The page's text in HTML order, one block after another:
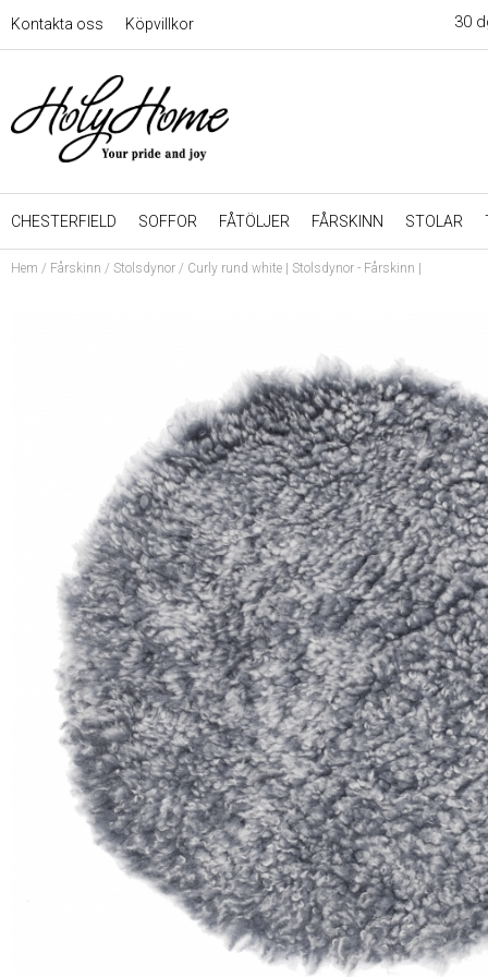
Kontakta oss Köpvillkor 30
CHESTERFIELD SOFFOR FÅTÖLJER FÅRSKINN STOLAR
Hem / Fårskinn / Stolsdynor / Curly rund white | Stolsdynor - Fårskinn |